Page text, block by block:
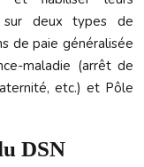
sur deux types de
de paie généralisée
maladie (arrêt de
etc.) et Pôle
DSN